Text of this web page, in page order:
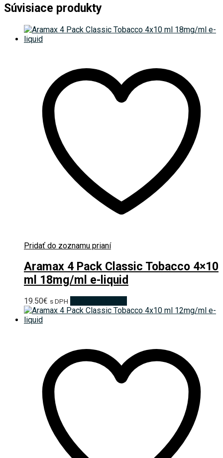
Súvisiace produkty
Pridať do zoznamu prianí
Aramax 4 Pack Classic Tobacco 4×10
ml 18mg/ml e-liquid
19.50€ s DPH